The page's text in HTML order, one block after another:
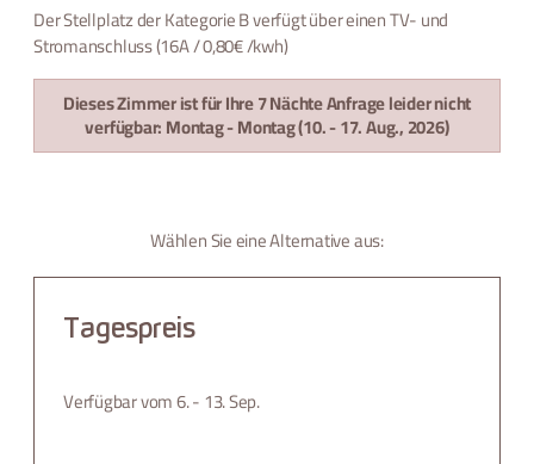
Der Stellplatz der Kategorie B verfügt über einen TV- und
Stromanschluss (16A / 0,80€ /kwh)
Dieses Zimmer ist für Ihre 7 Nächte Anfrage leider nicht
verfügbar:Montag - Montag(10. - 17. Aug., 2026)
Wählen Sie eine Alternative aus:
Tagespreis
Verfügbar vom 6. - 13. Sep.